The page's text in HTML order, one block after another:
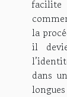
la
il
dans